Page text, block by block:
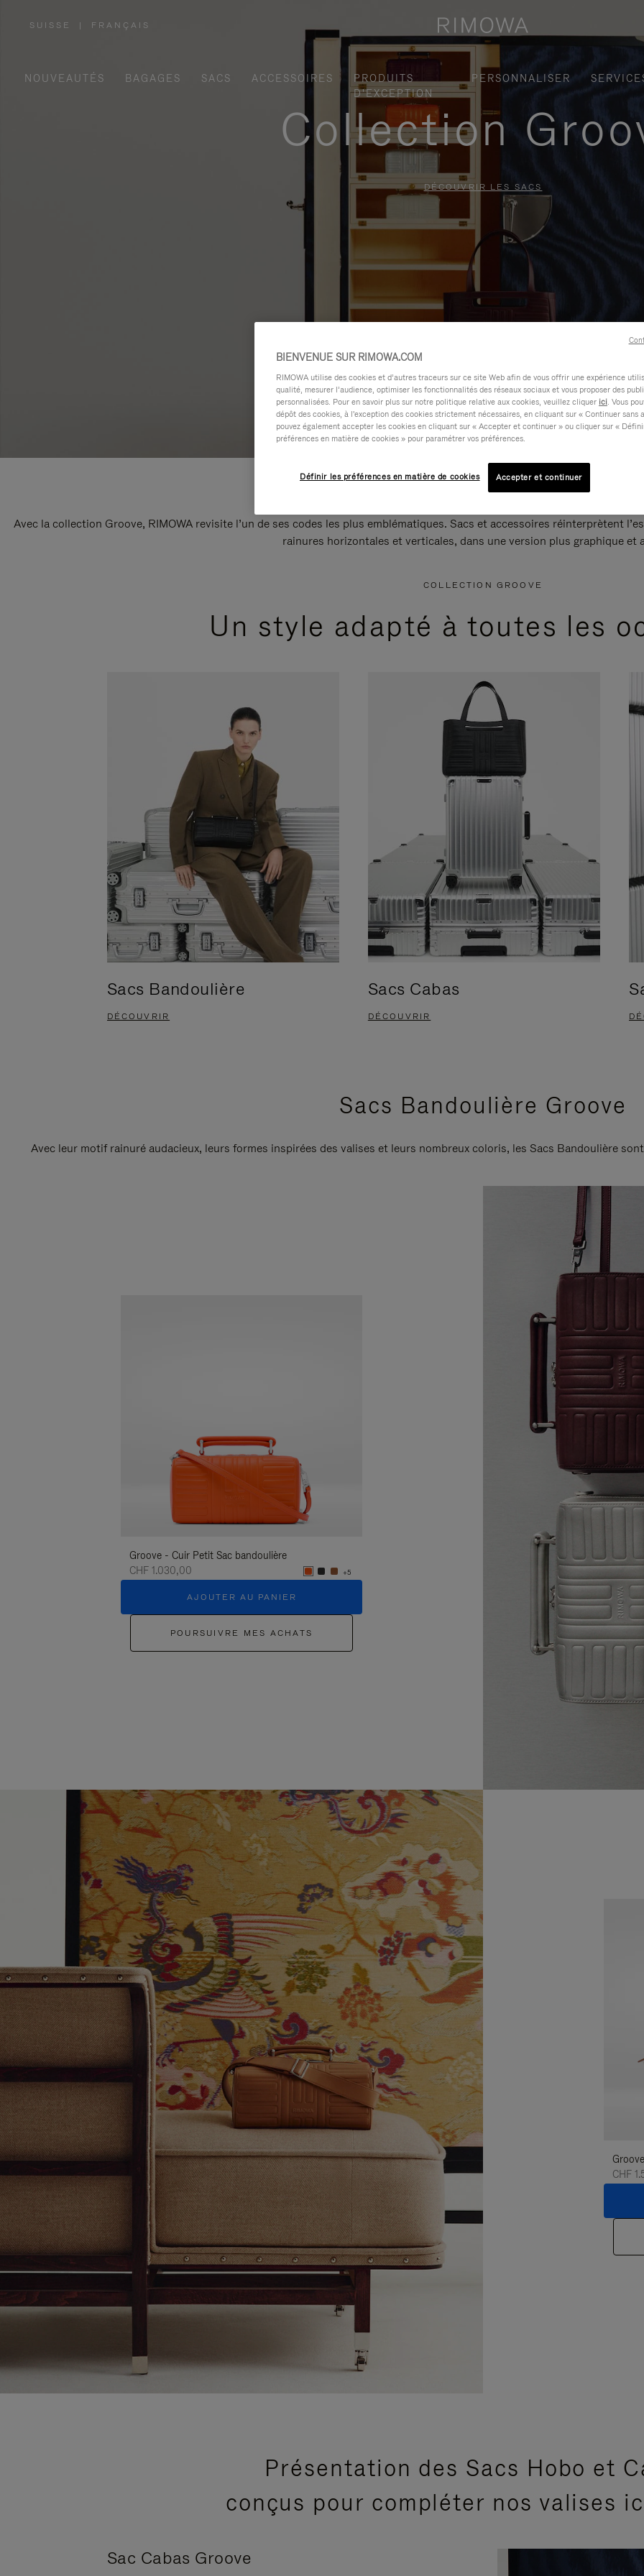
SUISSE
,
| FRANÇAIS
NOUVEAUTÉS BAGAGES SACS ACCESSOIRES
PRODUITS
D'EXCEPTION
PERSONNALISER
Collection
DÉCOUVRIR LES SACS
Avec la collection Groove, RIMOWA revisite l’un de ses codes les plus emblématiques. Sacs et accessoires réinterprètent
rainures horizontales et verticales, dans une version plus graphique et
COLLECTION GROOVE
Un style adapté à toutes les
Sacs Bandoulière
DÉCOUVRIR
Sacs Cabas
DÉCOUVRIR
Sacs Bandoulière Groove
Avec leur motif rainuré audacieux, leurs formes inspirées des valises et leurs nombreux coloris, les Sacs Bandoulière
Groove - Cuir Petit Sac bandoulière
CHF 1.030,00
+5
AJOUTER AU PANIER
CHF
POURSUIVRE MES ACHATS
CHF
Présentation des Sacs Hobo et
conçus pour compléter nos valises
Sac Cabas Groove
BIENVENUE SUR RIMOWA.COM
RIMOWA utilise des cookies et d’autres traceurs sur ce site Web afin de vous offrir une expérience
qualité, mesurer l’audience, optimiser les fonctionnalités des réseaux sociaux et vous proposer des
personnalisées. Pour en savoir plus sur notre politique relative aux cookies, veuillez cliquer ici. Vous
dépôt des cookies, à l'exception des cookies strictement nécessaires, en cliquant sur « Continuer sans
pouvez également accepter les cookies en cliquant sur « Accepter et continuer » ou cliquer sur «
préférences en matière de cookies » pour paramétrer vos préférences.
Définir les préférences en matière de cookies Accepter et continuer